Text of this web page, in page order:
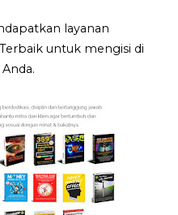
layanan
untuk mengisi di